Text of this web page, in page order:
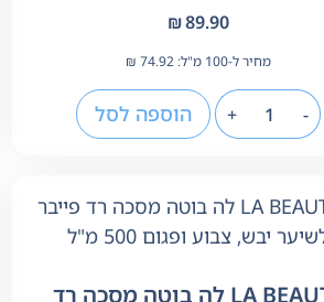
₪89.90
מחיר ל-100 מ"ל: ₪ 74.92
-
+ הוספה לסל
LA BEAUTE לה בוטה מסכה רד